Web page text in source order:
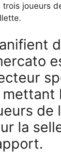
joueurs
mettant
de
la